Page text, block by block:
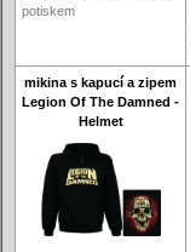
potiskem
mikina s kapucí a zipem
Legion Of The Damned -
Helmet